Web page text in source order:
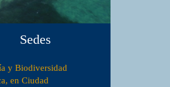
Sedes
y Biodiversidad
en Ciudad